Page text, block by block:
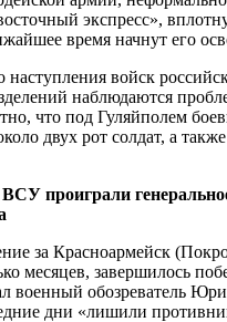
экспресс»,
время начнут его
наступления войск
наблюдаются
что под Гуляйполем
двух рот солдат, а
проиграли
за Красноармейск
месяцев, завершилось
военный обозреватель
дни «лишили